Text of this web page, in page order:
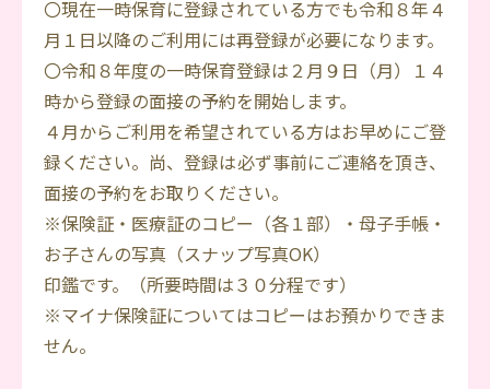
〇現在一時保育に登録されている方でも令和８年４
月１日以降のご利用には再登録が必要になります。
〇令和８年度の一時保育登録は２月９日（月）１４
時から登録の面接の予約を開始します。
４月からご利用を希望されている方はお早めにご登
録ください。尚、登録は必ず事前にご連絡を頂き、
面接の予約をお取りください。
※保険証・医療証のコピー（各１部）・母子手帳・
お子さんの写真（スナップ写真OK）
印鑑です。（所要時間は３０分程です）
※マイナ保険証についてはコピーはお預かりできま
せん。